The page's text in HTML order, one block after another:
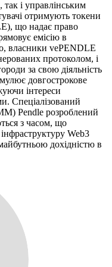
і управлінським
отримують токени
що надає право
емісію в
власники vePENDLE
протоколом, і
за свою діяльність
довгострокове
інтереси
Спеціалізований
Pendle розроблений
з часом, що
Web3
дохідністю в